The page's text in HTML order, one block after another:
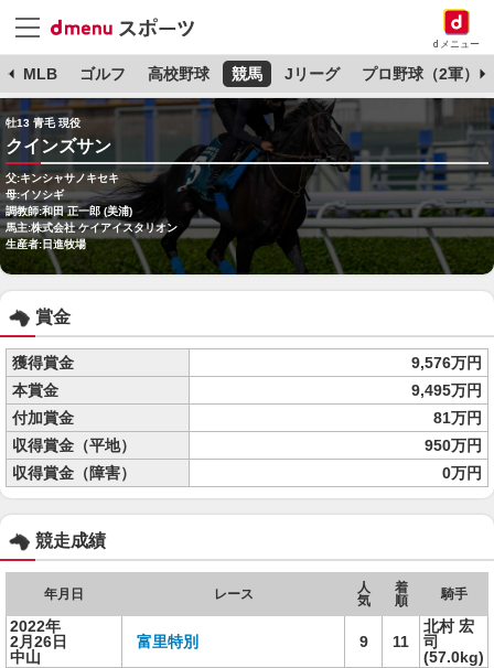
dメニュー
MLB ゴルフ 高校野球 競馬 Jリーグ プロ野球（2軍）
牡13 青毛 現役
クインズサン
父:キンシャサノキセキ
母:イソシギ
調教師:和田 正一郎 (美浦)
馬主:株式会社 ケイアイスタリオン
生産者:日進牧場
賞金
獲得賞金
9,576万円
本賞金
9,495万円
付加賞金
81万円
収得賞金（平地）
950万円
収得賞金（障害）
0万円
競走成績
年月日 レース
人
気
着
順
騎手
2022年
2月26日
中山
富里特別 9 11
北村 宏
司
(57.0kg)